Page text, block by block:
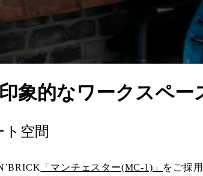
象的なワークスペー
空間
「マンチェスター(MC-1)」 をご採